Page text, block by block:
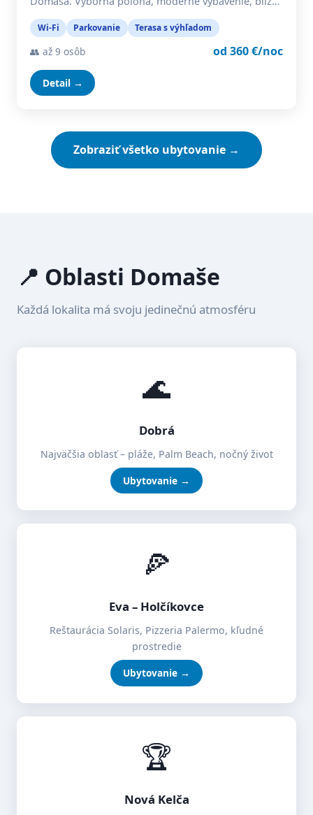
Wi-Fi Parkovanie Terasa s výhľadom
👥 až 9 osôb od 360 €/noc
Detail →
Zobraziť všetko ubytovanie →
📍 Oblasti Domaše
Každá lokalita má svoju jedinečnú atmosféru
🌊
Dobrá
Najväčšia oblasť – pláže, Palm Beach, nočný život
Ubytovanie →
🍕
Eva – Holčíkovce
Reštaurácia Solaris, Pizzeria Palermo, kľudné
prostredie
Ubytovanie →
🏆
Nová Kelča